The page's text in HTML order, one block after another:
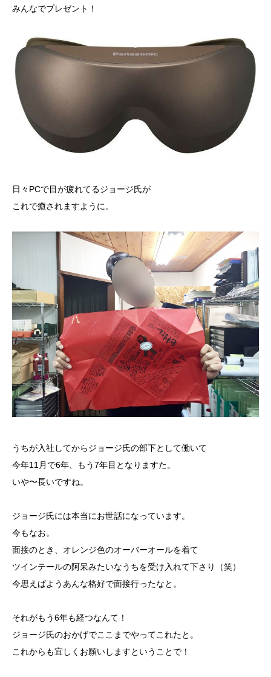
みんなでプレゼント！
日々PCで目が疲れてるジョージ氏が
これで癒されますように。
うちが入社してからジョージ氏の部下として働いて
今年11月で6年、もう7年目となりますた。
いや〜長いですね。
ジョージ氏には本当にお世話になっています。
今もなお。
面接のとき、オレンジ色のオーバーオールを着て
ツインテールの阿呆みたいなうちを受け入れて下さり（笑）
今思えばようあんな格好で面接行ったなと。
それがもう6年も経つなんて！
ジョージ氏のおかげでここまでやってこれたと。
これからも宜しくお願いしますということで！